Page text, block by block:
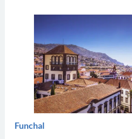
Funchal